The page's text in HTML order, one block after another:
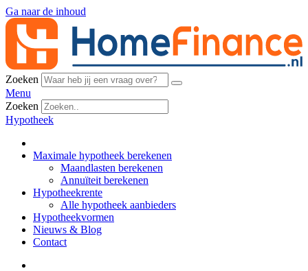
Ga naar de inhoud
Zoeken
Menu
Zoeken
Hypotheek
Maximale hypotheek berekenen
Maandlasten berekenen
Annuïteit berekenen
Hypotheekrente
Alle hypotheek aanbieders
Hypotheekvormen
Nieuws & Blog
Contact